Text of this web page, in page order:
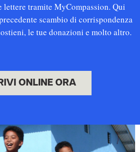
lettere tramite MyCompassion. Qui
scambio di corrispondenza
le tue donazioni e molto altro.
ONLINE ORA